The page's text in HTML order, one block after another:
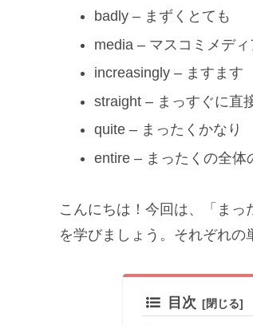
badly – まずくとても
media – マスコミメディ
increasingly – ますます
straight – まっすぐに直
quite – まったくかなり
entire – まったくの全体
こんにちは！今回は、「ま
を学びましょう。それぞれの
目次